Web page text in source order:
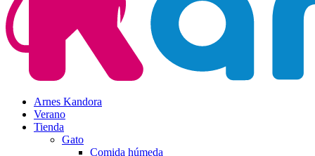
Arnes Kandora
Verano
Tienda
Gato
Comida húmeda